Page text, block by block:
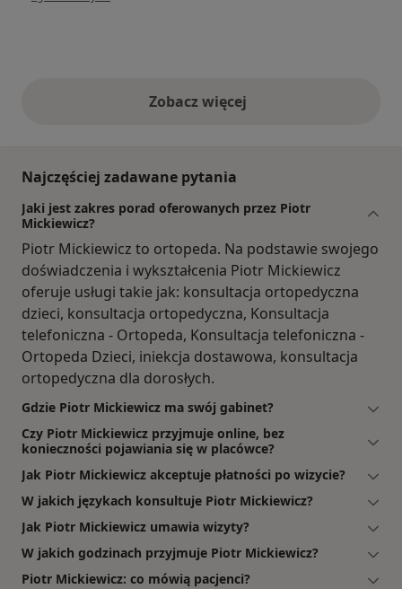
Zobacz więcejopinie powyżej
Najczęściej zadawane pytania
Jaki jest zakres porad oferowanych przez Piotr
Mickiewicz?
Piotr Mickiewicz to ortopeda. Na podstawie swojego
doświadczenia i wykształcenia Piotr Mickiewicz
oferuje usługi takie jak: konsultacja ortopedyczna
dzieci, konsultacja ortopedyczna, Konsultacja
telefoniczna - Ortopeda, Konsultacja telefoniczna -
Ortopeda Dzieci, iniekcja dostawowa, konsultacja
ortopedyczna dla dorosłych.
Gdzie Piotr Mickiewicz ma swój gabinet?
Czy Piotr Mickiewicz przyjmuje online, bez
konieczności pojawiania się w placówce?
Jak Piotr Mickiewicz akceptuje płatności po wizycie?
W jakich językach konsultuje Piotr Mickiewicz?
Jak Piotr Mickiewicz umawia wizyty?
W jakich godzinach przyjmuje Piotr Mickiewicz?
Piotr Mickiewicz: co mówią pacjenci?